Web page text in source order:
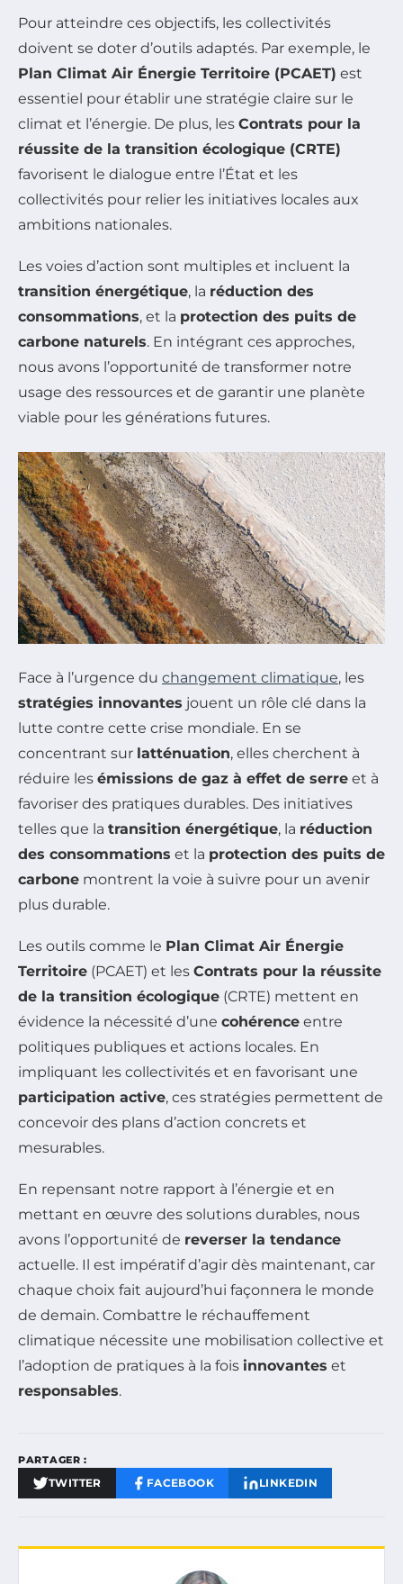
Pour atteindre ces objectifs, les collectivités
doivent se doter d’outils adaptés. Par exemple, le
Plan Climat Air Énergie Territoire (PCAET) est
essentiel pour établir une stratégie claire sur le
climat et l’énergie. De plus, les Contrats pour la
réussite de la transition écologique (CRTE)
favorisent le dialogue entre l’État et les
collectivités pour relier les initiatives locales aux
ambitions nationales.
Les voies d’action sont multiples et incluent la
transition énergétique, la réduction des
consommations, et la protection des puits de
carbone naturels. En intégrant ces approches,
nous avons l’opportunité de transformer notre
usage des ressources et de garantir une planète
viable pour les générations futures.
Face à l’urgence du changement climatique, les
stratégies innovantes jouent un rôle clé dans la
lutte contre cette crise mondiale. En se
concentrant sur latténuation, elles cherchent à
réduire les émissions de gaz à effet de serre et à
favoriser des pratiques durables. Des initiatives
telles que la transition énergétique, la réduction
des consommations et la protection des puits de
carbone montrent la voie à suivre pour un avenir
plus durable.
Les outils comme le Plan Climat Air Énergie
Territoire (PCAET) et les Contrats pour la réussite
de la transition écologique (CRTE) mettent en
évidence la nécessité d’une cohérence entre
politiques publiques et actions locales. En
impliquant les collectivités et en favorisant une
participation active, ces stratégies permettent de
concevoir des plans d’action concrets et
mesurables.
En repensant notre rapport à l’énergie et en
mettant en œuvre des solutions durables, nous
avons l’opportunité de reverser la tendance
actuelle. Il est impératif d’agir dès maintenant, car
chaque choix fait aujourd’hui façonnera le monde
de demain. Combattre le réchauffement
climatique nécessite une mobilisation collective et
l’adoption de pratiques à la fois innovantes et
responsables.
PARTAGER :
TWITTER FACEBOOK LINKEDIN